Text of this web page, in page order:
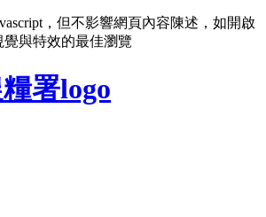
，但不影響網頁內容陳述，如開啟
覺與特效的最佳瀏覽